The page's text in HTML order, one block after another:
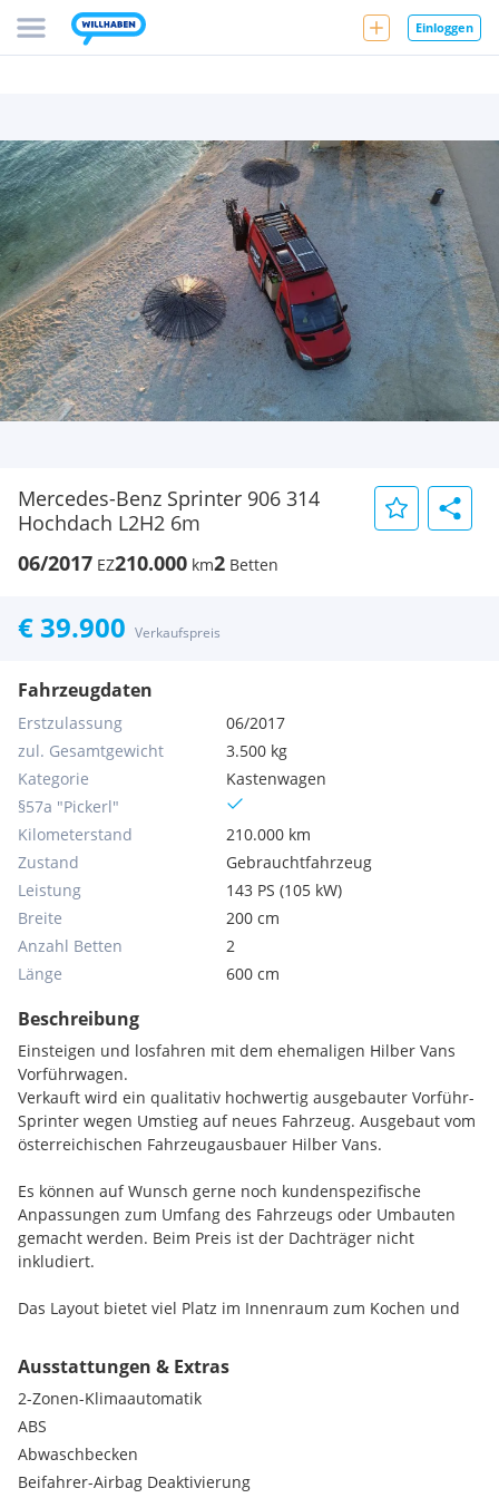
Einloggen
Mercedes-Benz Sprinter 906 314
Hochdach L2H2 6m
06/2017 EZ210.000 km2 Betten
€ 39.900 Verkaufspreis
Fahrzeugdaten
Erstzulassung
06/2017
zul. Gesamtgewicht
3.500 kg
Kategorie
Kastenwagen
§57a "Pickerl"
Kilometerstand
210.000 km
Zustand
Gebrauchtfahrzeug
Leistung
143 PS (105 kW)
Breite
200 cm
Anzahl Betten
2
Länge
600 cm
Beschreibung
Einsteigen und losfahren mit dem ehemaligen Hilber Vans
Vorführwagen.
Verkauft wird ein qualitativ hochwertig ausgebauter Vorführ-
Sprinter wegen Umstieg auf neues Fahrzeug. Ausgebaut vom
österreichischen Fahrzeugausbauer Hilber Vans.
Es können auf Wunsch gerne noch kundenspezifische
Anpassungen zum Umfang des Fahrzeugs oder Umbauten
gemacht werden. Beim Preis ist der Dachträger nicht
inkludiert.
Das Layout bietet viel Platz im Innenraum zum Kochen und
umgebaut werden. Beim ganzen Ausbau standen
hochwertige und langlebige Materialen im Fokus, Layout und
Technik sind praxisgeprüft.
Das Fahrzeug hat ein neues Pickerl (ÖAMTC),
Unterbodenschutzkonservierung, neue Kupplung und 2
Ausstattungen & Extras
2-Zonen-Klimaautomatik
ABS
Abwaschbecken
Beifahrer-Airbag Deaktivierung